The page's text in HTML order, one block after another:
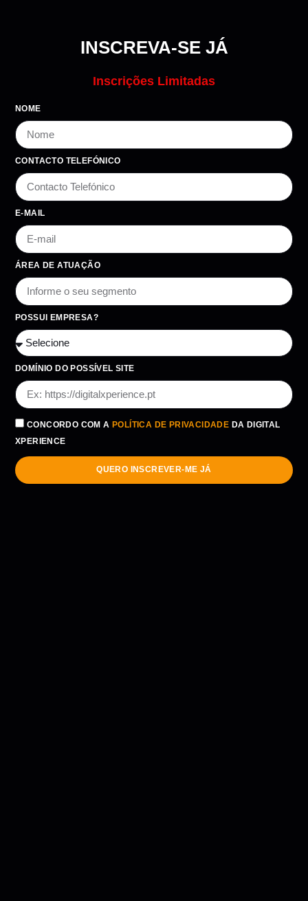
INSCREVA-SE JÁ
Inscrições Limitadas
NOME
CONTACTO TELEFÓNICO
E-MAIL
ÁREA DE ATUAÇÃO
POSSUI EMPRESA?
DOMÍNIO DO POSSÍVEL SITE
CONCORDO COM APOLÍTICA DE PRIVACIDADE DA DIGITAL
XPERIENCE
QUERO INSCREVER-ME JÁ